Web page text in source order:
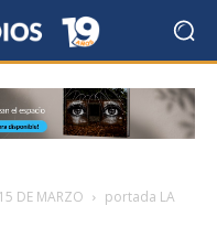
DE MARZO
portada LA